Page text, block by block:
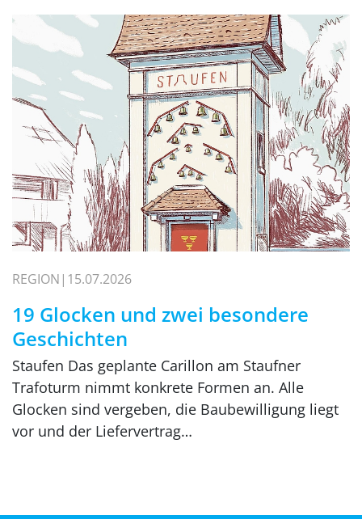
REGION 15.07.2026
19 Glocken und zwei besondere
Geschichten
Staufen Das geplante Carillon am Staufner
Trafoturm nimmt konkrete Formen an. Alle
Glocken sind vergeben, die Baubewilligung liegt
vor und der Liefervertrag…